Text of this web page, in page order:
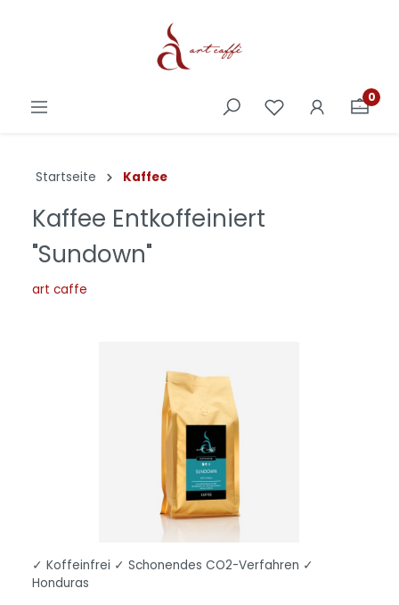
0
Startseite Kaffee
Kaffee Entkoffeiniert
"Sundown"
art caffe
✓ Koffeinfrei ✓ Schonendes CO2-Verfahren ✓
Honduras